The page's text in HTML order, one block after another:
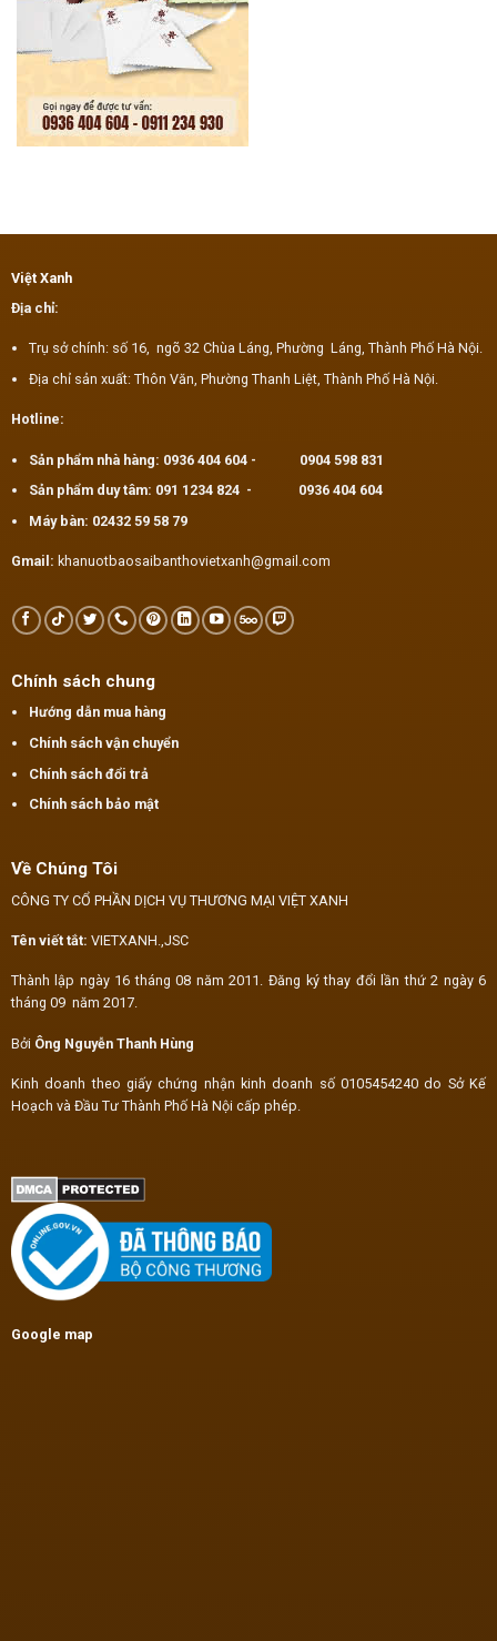
Việt Xanh
Địa chỉ:
Trụ sở chính: số 16, ngõ 32 Chùa Láng, Phường Láng, Thành Phố Hà Nội.
Địa chỉ sản xuất: Thôn Văn, Phường Thanh Liệt, Thành Phố Hà Nội.
Hotline:
Sản phẩm nhà hàng: 0936 404 604- 0904 598 831
Sản phẩm duy tâm: 091 1234 824 -
0936 404 604
Máy bàn: 02432 59 58 79
Gmail: khanuotbaosaibanthovietxanh@gmail.com
Chính sách chung
Hướng dẫn mua hàng
Chính sách vận chuyển
Chính sách đổi trả
Chính sách bảo mật
Về Chúng Tôi
CÔNG TY CỔ PHẦN DỊCH VỤ THƯƠNG MẠI VIỆT XANH
Tên viết tắt: VIETXANH.,JSC
Thành lập ngày 16 tháng 08 năm 2011. Đăng ký thay đổi lần thứ 2 ngày 6
tháng 09 năm 2017.
Bởi Ông Nguyễn Thanh Hùng
Kinh doanh theo giấy chứng nhận kinh doanh số 0105454240 do Sở Kế
Hoạch và Đầu Tư Thành Phố Hà Nội cấp phép.
Google map